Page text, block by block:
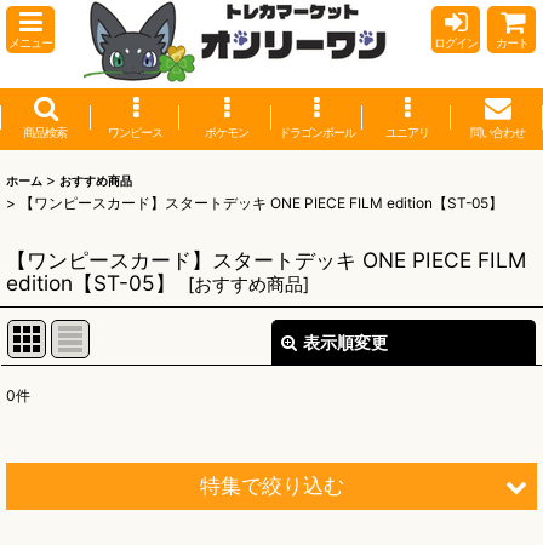
メニュー ログイン カート
商品検索 ワンピース ポケモン ドラゴンボール ユニアリ 問い合わせ
ホーム > おすすめ商品
> 【ワンピースカード】スタートデッキ ONE PIECE FILM edition【ST-05】
【ワンピースカード】スタートデッキ ONE PIECE FILM
edition【ST-05】
[おすすめ商品]
表示順変更
0件
特集で絞り込む